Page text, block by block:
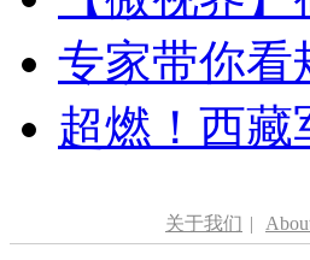
专家带你看
超燃！西藏
关于我们 |